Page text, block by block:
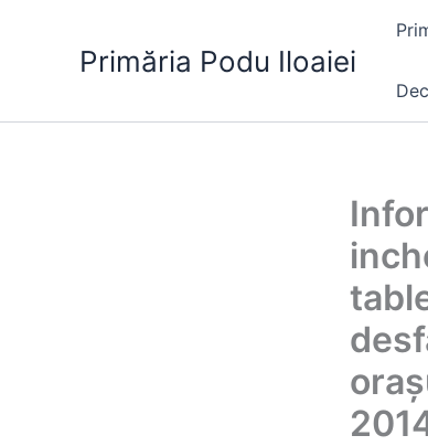
Primăria Podu Iloaiei